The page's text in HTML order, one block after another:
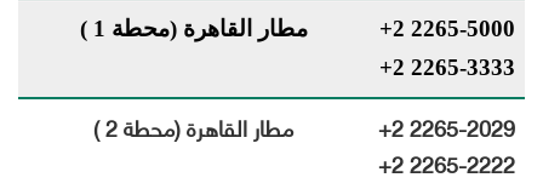
+2 2265-5000
+2 2265-3333
مطار القاهرة (محطة 1 )
+2 2265-2029
+2 2265-2222
مطار القاهرة (محطة 2 )